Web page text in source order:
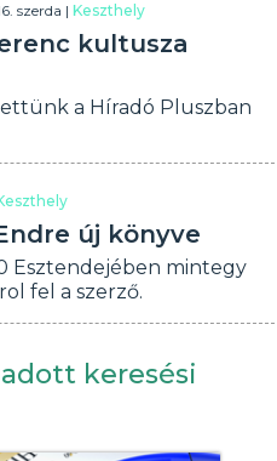
szerda |Keszthely
kultusza
a Híradó Pluszban
új könyve
Esztendejében mintegy
fel a szerző.
keresési